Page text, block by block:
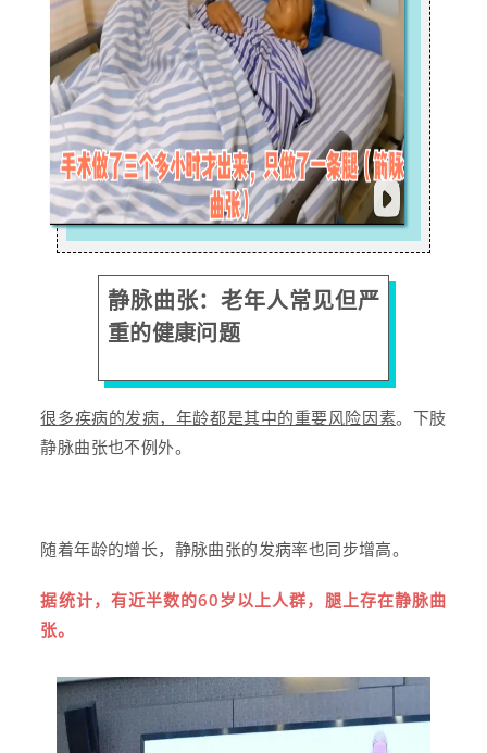
静脉曲张：老年人常见但严
重的健康问题
很多疾病的发病，年龄都是其中的重要风险因素。 下肢
静脉曲张也不例外。
随着年龄的增长，静脉曲张的发病率也同步增高。
据统计，有近半数的60岁以上人群，腿上存在静脉曲
张。